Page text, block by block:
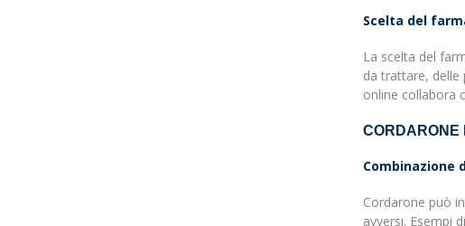
Scelta del
La scelta del
da trattare, delle
online collabora
CORDARONE
Combinazione
Cordarone può
avversi. Esempi